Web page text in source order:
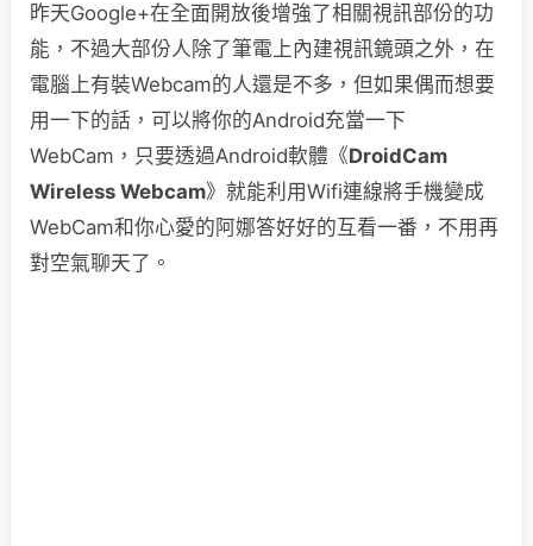
昨天Google+在全面開放後增強了相關視訊部份的功
能，不過大部份人除了筆電上內建視訊鏡頭之外，在
電腦上有裝Webcam的人還是不多，但如果偶而想要
用一下的話，可以將你的Android充當一下
WebCam，只要透過Android軟體《DroidCam
Wireless Webcam》就能利用Wifi連線將手機變成
WebCam和你心愛的阿娜答好好的互看一番，不用再
對空氣聊天了。